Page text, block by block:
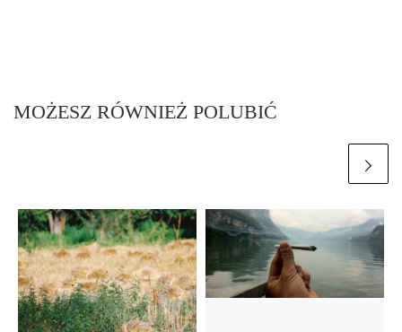
MOŻESZ RÓWNIEŻ POLUBIĆ